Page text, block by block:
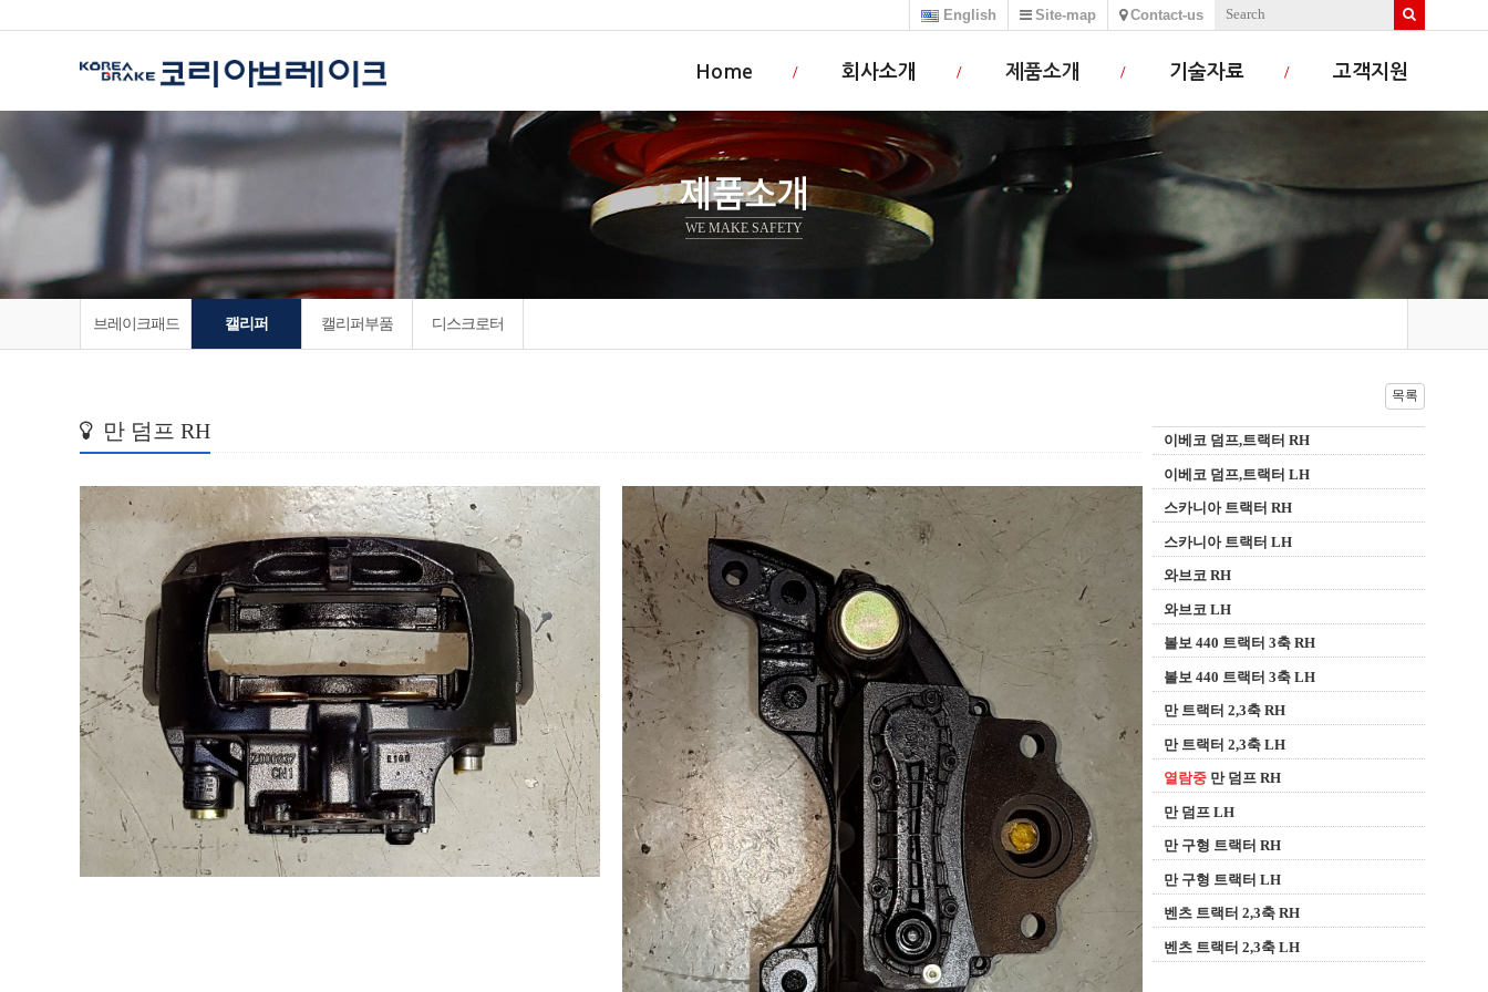
Eng lish Site-map Contact-us
Home 회사소개 제품소개 기술자료 고객지원
제품소개
WE MAKE SAFETY
브레이크패드 캘리퍼 캘리퍼부품 디스크로터
만 덤프 RH
목록
이베코 덤프,트랙터 RH
이베코 덤프,트랙터 LH
스카니아 트랙터 RH
스카니아 트랙터 LH
와브코 RH
와브코 LH
볼보 440 트랙터 3축 RH
볼보 440 트랙터 3축 LH
만 트랙터 2,3축 RH
만 트랙터 2,3축 LH
열람중 만 덤프 RH
만 덤프 LH
만 구형 트랙터 RH
만 구형 트랙터 LH
벤츠 트랙터 2,3축 RH
벤츠 트랙터 2,3축 LH